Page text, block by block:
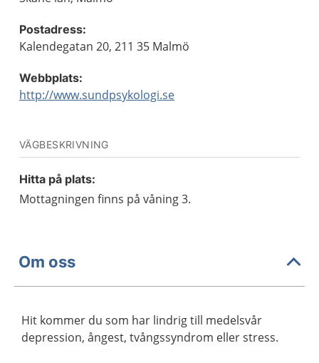
Postadress:
Kalendegatan 20, 211 35 Malmö
Webbplats:
http://www.sundpsykologi.se
VÄGBESKRIVNING
Hitta på plats:
Mottagningen finns på våning 3.
Om oss
Hit kommer du som har lindrig till medelsvår
depression, ångest, tvångssyndrom eller stress.